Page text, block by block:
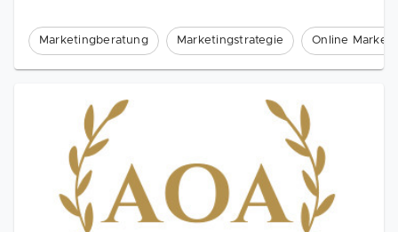
Marketingberatung Marketingstrategie Online